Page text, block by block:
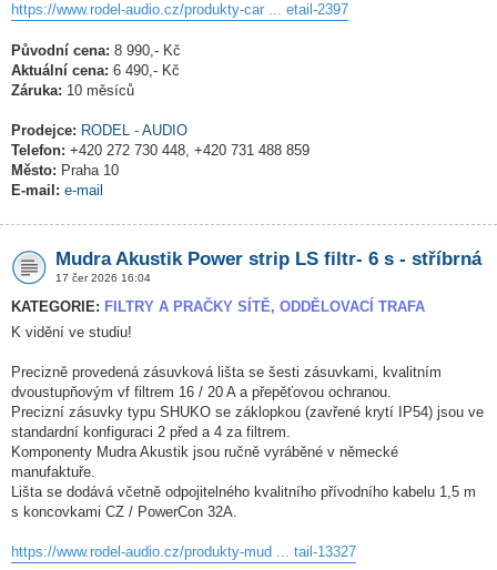
https://www.rodel-audio.cz/produkty-car ... etail-2397
Původní cena: 8 990,- Kč
Aktuální cena: 6 490,- Kč
Záruka: 10 měsíců
Prodejce: RODEL - AUDIO
Telefon: +420 272 730 448, +420 731 488 859
Město: Praha 10
E-mail: e-mail
Mudra Akustik Power strip LS filtr- 6 s - stříbrná
17 čer 2026 16:04
KATEGORIE: FILTRY A PRAČKY SÍTĚ, ODDĚLOVACÍ TRAFA
K vidění ve studiu!
Precizně provedená zásuvková lišta se šesti zásuvkami, kvalitním
dvoustupňovým vf filtrem 16 / 20 A a přepěťovou ochranou.
Precizní zásuvky typu SHUKO se záklopkou (zavřené krytí IP54) jsou ve
standardní konfiguraci 2 před a 4 za filtrem.
Komponenty Mudra Akustik jsou ručně vyráběné v německé
manufaktuře.
Lišta se dodává včetně odpojitelného kvalitního přívodního kabelu 1,5 m
s koncovkami CZ / PowerCon 32A.
https://www.rodel-audio.cz/produkty-mud ... tail-13327